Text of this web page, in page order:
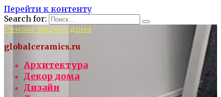
Перейти к контенту
Search for:
Ремонт вашего дома
globalceramics.ru
Архитектура
Декор дома
Дизайн